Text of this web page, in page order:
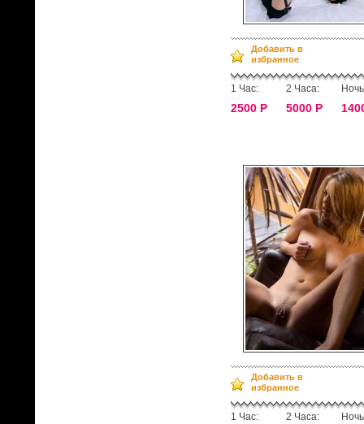
Добавить в
избранное
1 Час:
2500 Р
2 Часа:
5000 Р
Добавить в
избранное
1 Час: 2 Часа: